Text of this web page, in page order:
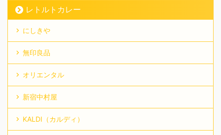
レトルトカレー
にしきや
無印良品
オリエンタル
新宿中村屋
KALDI（カルディ）